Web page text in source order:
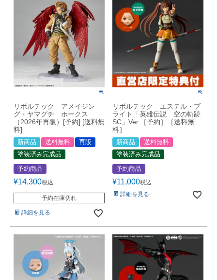
リボルテック アメイジン
グ・ヤマグチ ホークス
（2026年再販）[予約] [送料無
料]
新商品 送料無料
再販
塗装済み完成品
予約商品
¥14,300税込
予約在庫切れ
詳細を見る
リボルテック エステル・ブ
ライト「英雄伝説 空の軌跡
SC」Ver.［予約］［送料無
料］
新商品
送料無料
塗装済み完成品
予約商品
¥11,000税込
詳細を見る